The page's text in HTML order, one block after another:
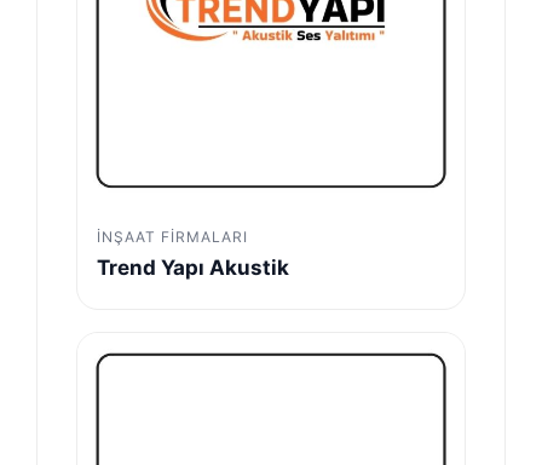
İNŞAAT FIRMALARI
Trend Yapı Akustik